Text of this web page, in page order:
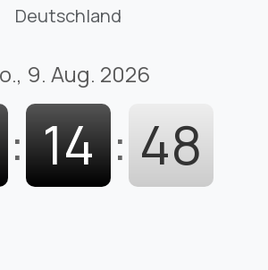
Deutschland
9. Aug. 2026
: 14 : 49